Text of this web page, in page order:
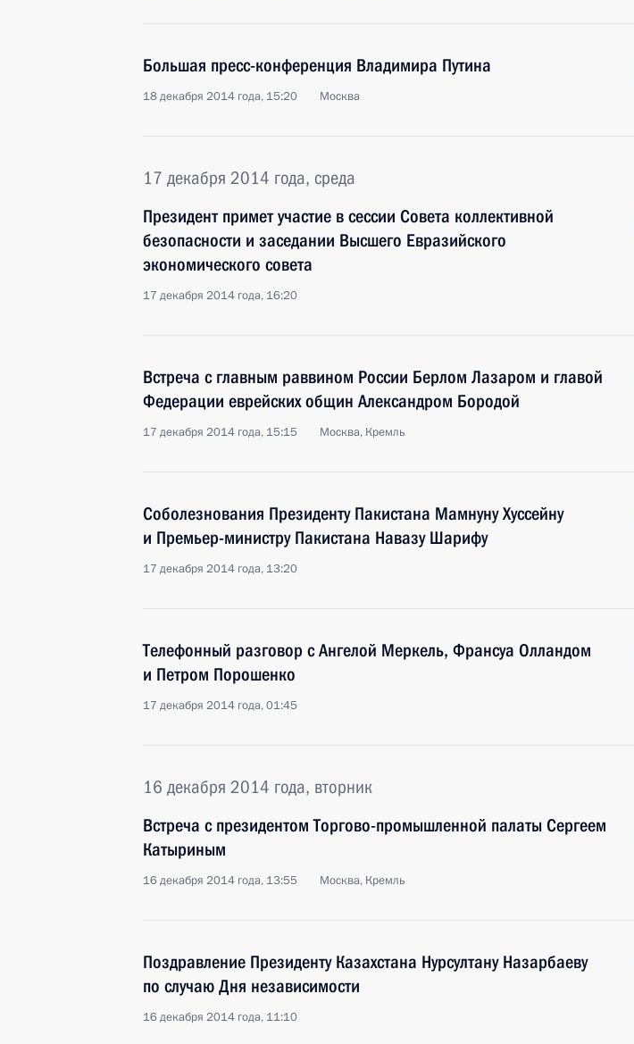
Большая пресс-конференция Владимира Путина
18 декабря 2014 года, 15:20 Москва
17 декабря 2014 года, среда
Президент примет участие в сессии Совета коллективной
безопасности и заседании Высшего Евразийского
экономического совета
17 декабря 2014 года, 16:20
Встреча с главным раввином России Берлом Лазаром и главой
Федерации еврейских общин Александром Бородой
17 декабря 2014 года, 15:15 Москва, Кремль
Соболезнования Президенту Пакистана Мамнуну Хуссейну
и Премьер-министру Пакистана Навазу Шарифу
17 декабря 2014 года, 13:20
Телефонный разговор с Ангелой Меркель, Франсуа Олландом
и Петром Порошенко
17 декабря 2014 года, 01:45
16 декабря 2014 года, вторник
Встреча с президентом Торгово-промышленной палаты Сергеем
Катыриным
16 декабря 2014 года, 13:55 Москва, Кремль
Поздравление Президенту Казахстана Нурсултану Назарбаеву
по случаю Дня независимости
16 декабря 2014 года, 11:10